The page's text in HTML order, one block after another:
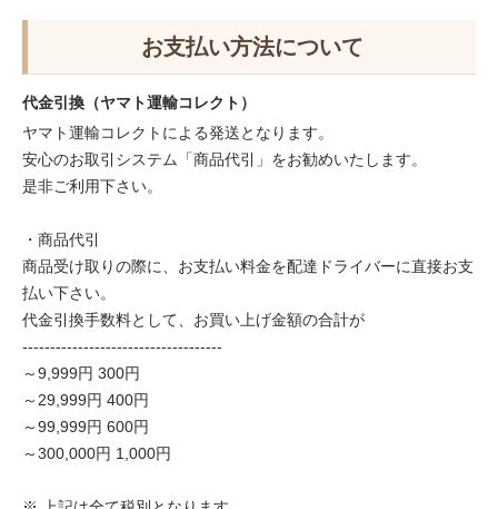
お支払い方法について
代金引換（ヤマト運輸コレクト）
ヤマト運輸コレクトによる発送となります。
安心のお取引システム「商品代引」をお勧めいたします。
是非ご利用下さい。
・商品代引
商品受け取りの際に、お支払い料金を配達ドライバーに直接お支
払い下さい。
代金引換手数料として、お買い上げ金額の合計が
------------------------------------
～9,999円 300円
～29,999円 400円
～99,999円 600円
～300,000円 1,000円